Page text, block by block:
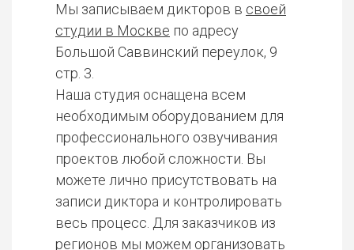
Мы записываем дикторов в своей
студии в Москве по адресу
Большой Саввинский переулок, 9
стр. 3.
Наша студия оснащена всем
необходимым оборудованием для
профессионального озвучивания
проектов любой сложности. Вы
можете лично присутствовать на
записи диктора и контролировать
весь процесс. Для заказчиков из
регионов мы можем организовать